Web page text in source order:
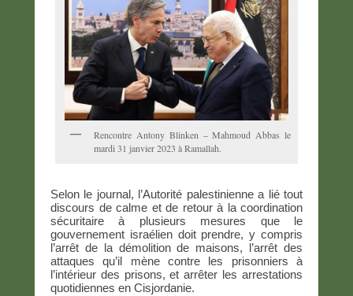
Rencontre Antony Blinken – Mahmoud Abbas le
mardi 31 janvier 2023 à Ramallah.
Selon le journal, l’Autorité palestinienne a lié tout
discours de calme et de retour à la coordination
sécuritaire à plusieurs mesures que le
gouvernement israélien doit prendre, y compris
l’arrêt de la démolition de maisons, l’arrêt des
attaques qu’il mène contre les prisonniers à
l’intérieur des prisons, et arrêter les arrestations
quotidiennes en Cisjordanie.